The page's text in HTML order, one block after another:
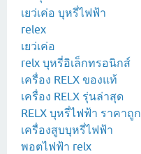
เยว่เค่อ บุหรี่ไฟฟ้า
relex
เยว่เค่อ
relx บุหรี่อิเล็กทรอนิกส์
เครื่อง RELX ของแท้
เครื่อง RELX รุ่นล่าสุด
RELX บุหรี่ไฟฟ้า ราคาถูก
เครื่องสูบบุหรี่ไฟฟ้า
พอตไฟฟ้า relx